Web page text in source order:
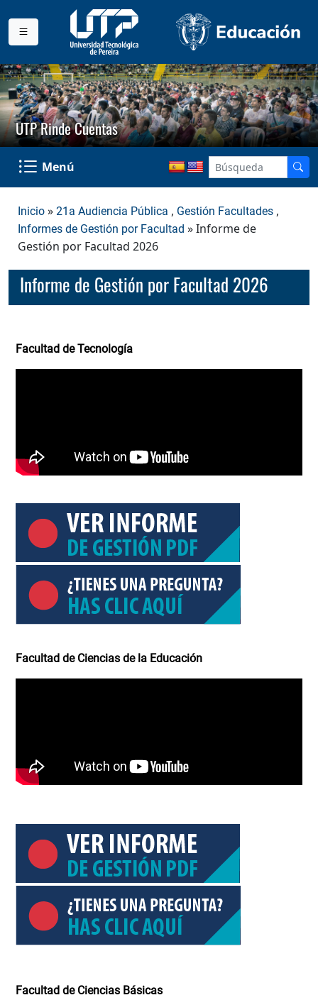
UTP Rinde Cuentas
Menú
Inicio » 21a Audiencia Pública , Gestión Facultades ,
Informes de Gestión por Facultad » Informe de
Gestión por Facultad 2026
Informe de Gestión por Facultad 2026
Facultad de Tecnología
Facultad de Ciencias de la Educación
Facultad de Ciencias Básicas